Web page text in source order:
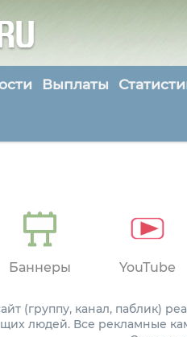
Выплаты
Баннеры YouTube
(группу, канал, паблик)
людей. Все рекламные